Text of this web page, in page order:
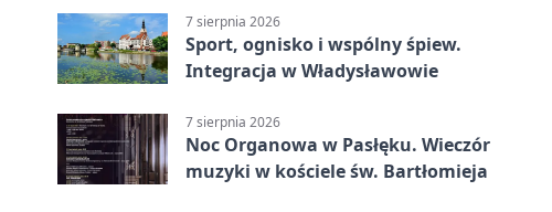
7 sierpnia 2026
Sport, ognisko i wspólny śpiew.
Integracja w Władysławowie
7 sierpnia 2026
Noc Organowa w Pasłęku. Wieczór
muzyki w kościele św. Bartłomieja